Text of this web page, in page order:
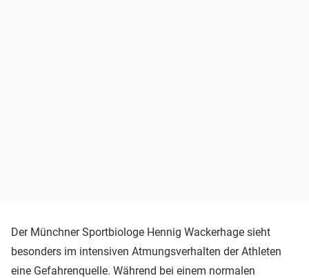
Der Münchner Sportbiologe Hennig Wackerhage sieht
besonders im intensiven Atmungsverhalten der Athleten
eine Gefahrenquelle. Während bei einem normalen